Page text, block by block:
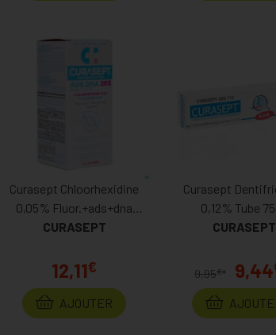
Curasept Chloorhexidine
0,05% Fluor.+ads+dna
200ml
CURASEPT
12,11€
AJOUTER
Curasept
0,12% Tube
CURASEPT
9,95€* 9,44